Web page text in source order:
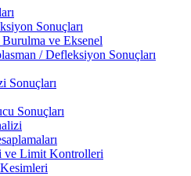
Sonuçları
ve Eksenel
/ Defleksiyon Sonuçları
Sonuçları
Sonuçları
ve Limit Kontrolleri